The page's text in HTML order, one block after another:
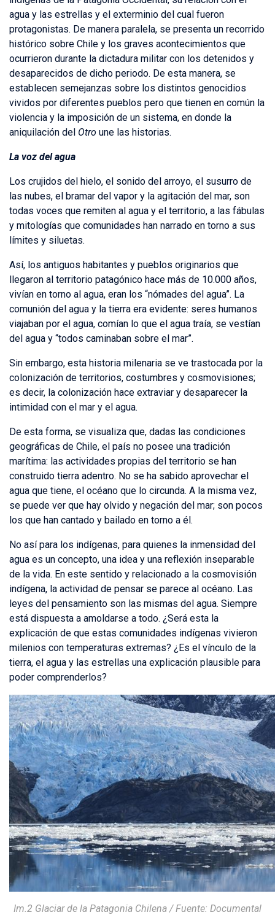
agua y las estrellas y el exterminio del cual fueron
protagonistas. De manera paralela, se presenta un recorrido
histórico sobre Chile y los graves acontecimientos que
ocurrieron durante la dictadura militar con los detenidos y
desaparecidos de dicho periodo. De esta manera, se
establecen semejanzas sobre los distintos genocidios
vividos por diferentes pueblos pero que tienen en común la
violencia y la imposición de un sistema, en donde la
aniquilación del Otro une las historias.
La voz del agua
Los crujidos del hielo, el sonido del arroyo, el susurro de
las nubes, el bramar del vapor y la agitación del mar, son
todas voces que remiten al agua y el territorio, a las fábulas
y mitologías que comunidades han narrado en torno a sus
límites y siluetas.
Así, los antiguos habitantes y pueblos originarios que
llegaron al territorio patagónico hace más de 10.000 años,
vivían en torno al agua, eran los “nómades del agua”. La
comunión del agua y la tierra era evidente: seres humanos
viajaban por el agua, comían lo que el agua traía, se vestían
del agua y “todos caminaban sobre el mar”.
Sin embargo, esta historia milenaria se ve trastocada por la
colonización de territorios, costumbres y cosmovisiones;
es decir, la colonización hace extraviar y desaparecer la
intimidad con el mar y el agua.
De esta forma, se visualiza que, dadas las condiciones
geográficas de Chile, el país no posee una tradición
marítima: las actividades propias del territorio se han
construido tierra adentro. No se ha sabido aprovechar el
agua que tiene, el océano que lo circunda. A la misma vez,
se puede ver que hay olvido y negación del mar; son pocos
los que han cantado y bailado en torno a él.
No así para los indígenas, para quienes la inmensidad del
agua es un concepto, una idea y una reflexión inseparable
de la vida. En este sentido y relacionado a la cosmovisión
indígena, la actividad de pensar se parece al océano. Las
leyes del pensamiento son las mismas del agua. Siempre
está dispuesta a amoldarse a todo. ¿Será esta la
explicación de que estas comunidades indígenas vivieron
milenios con temperaturas extremas? ¿Es el vínculo de la
tierra, el agua y las estrellas una explicación plausible para
poder comprenderlos?
Im.2 Glaciar de la Patagonia Chilena / Fuente: Documental